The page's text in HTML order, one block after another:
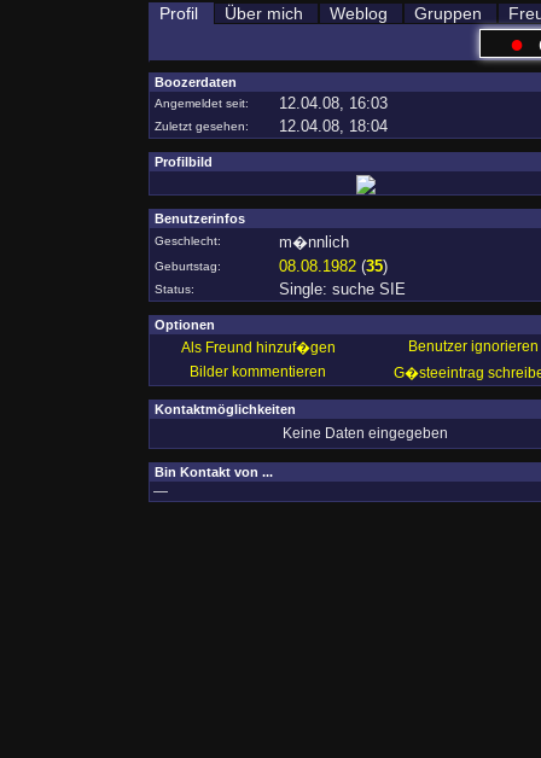
Profil Über mich Weblog Gruppen
●
Boozerdaten
Angemeldet seit: 12.04.08, 16:03
Zuletzt gesehen: 12.04.08, 18:04
Profilbild
Benutzerinfos
Geschlecht: m�nnlich
Geburtstag: 08.08.1982 (35)
Status: Single: suche SIE
Optionen
Als Freund hinzuf�gen
Benutzer ignorieren
Bilder kommentieren
G�steeintrag
Kontaktmöglichkeiten
Keine Daten eingegeben
Bin Kontakt von ...
—